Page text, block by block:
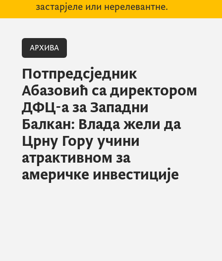
застарјеле или нерелевантне.
АРХИВА
Потпредсједник
Абазовић са директором
ДФЦ-а за Западни
Балкан: Влада жели да
Црну Гору учини
атрактивном за
америчке инвестиције